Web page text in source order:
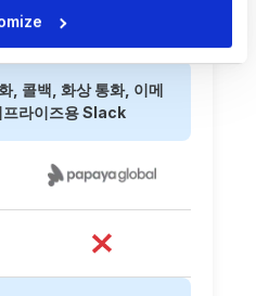
, 콜백, 화상 통화, 이메
라이즈용 Slack